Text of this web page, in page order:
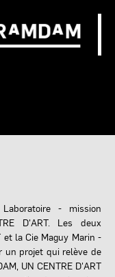
- mission
D'ART. Les deux
et la Cie Maguy Marin -
un projet qui relève de
UN CENTRE D'ART